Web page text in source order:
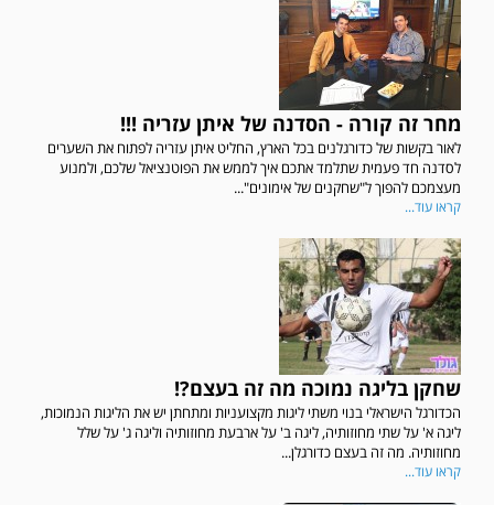
מחר זה קורה - הסדנה של איתן עזריה !!!
לאור בקשות של כדורגלנים בכל הארץ, החליט איתן עזריה לפתוח את השערים
לסדנה חד פעמית שתלמד אתכם איך לממש את הפוטנציאל שלכם, ולמנוע
מעצמכם להפוך ל"שחקנים של אימונים"...
קראו עוד...
שחקן בליגה נמוכה מה זה בעצם?!
הכדורגל הישראלי בנוי משתי ליגות מקצועניות ומתחתן יש את הליגות הנמוכות,
ליגה א' על שתי מחוזותיה, ליגה ב' על ארבעת מחוזותיה וליגה ג' על שלל
מחוזותיה. מה זה בעצם כדורגלן...
קראו עוד...